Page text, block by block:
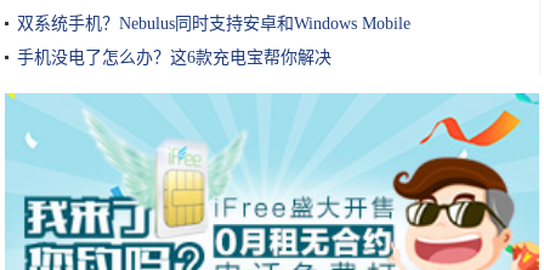
双系统手机？Nebulus同时支持安卓和Windows Mobile
手机没电了怎么办？这6款充电宝帮你解决